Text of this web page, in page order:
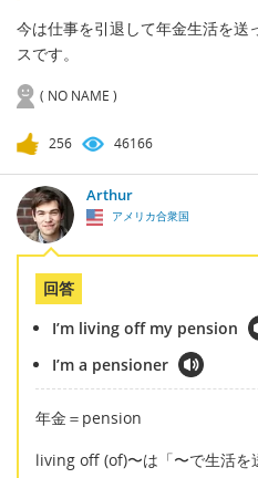
今は仕事を引退して年金生活を送
スです。
( NO NAME )
256 46166
Arthur
アメリカ合衆国
回答
I’m living off my pension
I’m a pensioner
年金＝pension
living off (of)〜は「〜で生活を